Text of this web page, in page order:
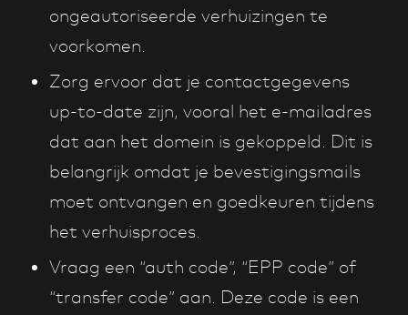
ongeautoriseerde verhuizingen te
voorkomen.
Zorg ervoor dat je contactgegevens
up-to-date zijn, vooral het e-mailadres
dat aan het domein is gekoppeld. Dit is
belangrijk omdat je bevestigingsmails
moet ontvangen en goedkeuren tijdens
het verhuisproces.
Vraag een “auth code”, “EPP code” of
“transfer code” aan. Deze code is een